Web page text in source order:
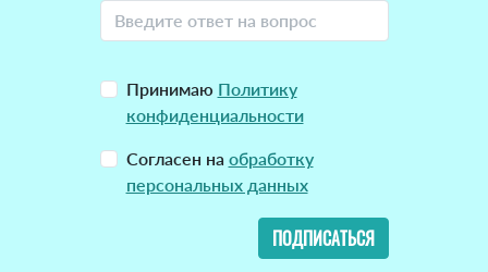
Принимаю Политику
конфиденциальности
Согласен на обработку
персональных данных
ПОДПИСАТЬСЯ